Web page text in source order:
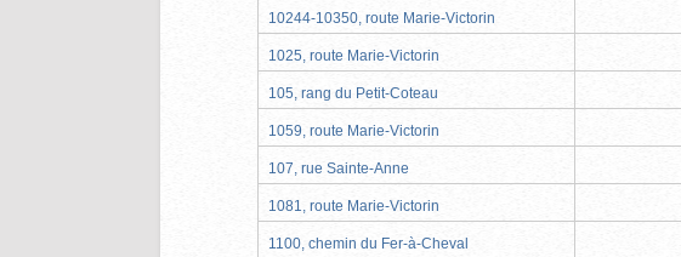
10244-10350, route Marie-Victorin
1025, route Marie-Victorin
105, rang du Petit-Coteau
1059, route Marie-Victorin
107, rue Sainte-Anne
1081, route Marie-Victorin
1100, chemin du Fer-à-Cheval